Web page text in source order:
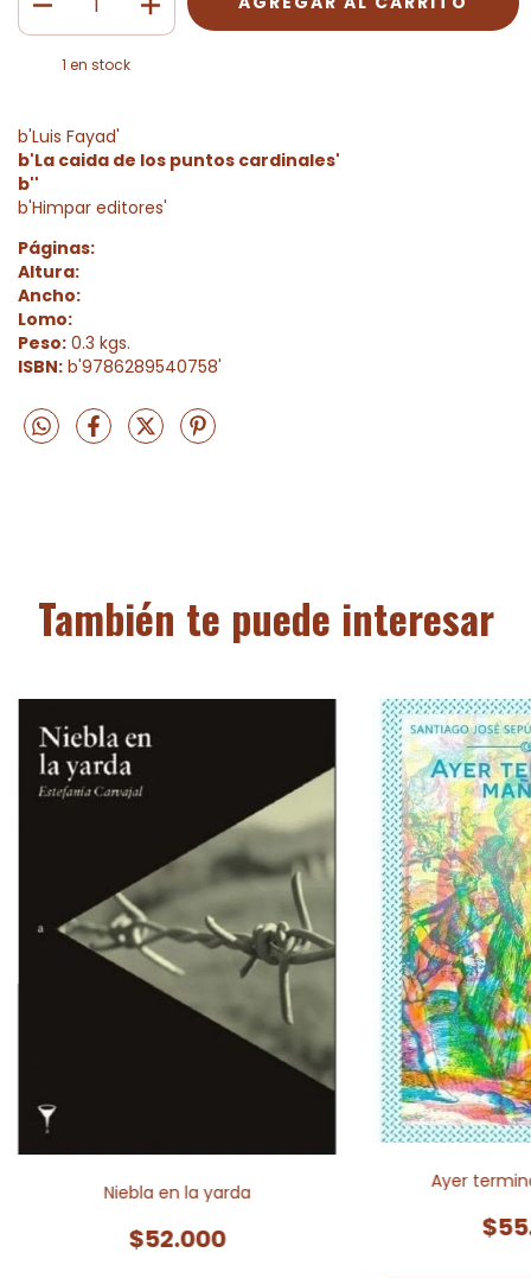
1 en stock
b'Luis Fayad'
b'La caida de los puntos cardinales'
b''
b'Himpar editores'
Páginas:
Altura:
Ancho:
Lomo:
Peso: 0.3 kgs.
ISBN: b'9786289540758'
También te puede interesar
Niebla en la yarda
$52.000
Ayer